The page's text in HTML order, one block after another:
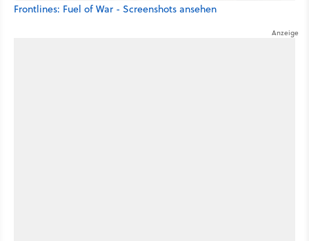
Frontlines: Fuel of War - Screenshots ansehen